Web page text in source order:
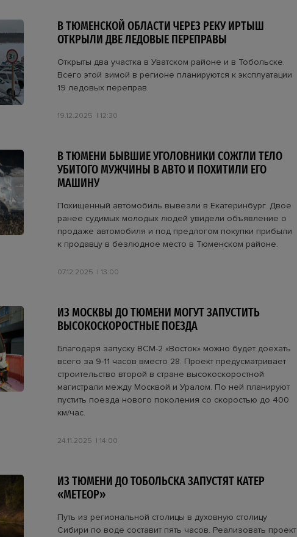
В ТЮМЕНСКОЙ ОБЛАСТИ ЧЕРЕЗ РЕКУ ИРТЫШ
ОТКРЫЛИ ДВЕ ЛЕДОВЫЕ ПЕРЕПРАВЫ
Открыты два участка в Уватском районе и в Тобольске.
Всего этой зимой в регионе планируются к эксплуатации
19 ледовых переправ.
19.12.2025 12:30
В ТЮМЕНИ БЫВШИЕ УГОЛОВНИКИ СОЖГЛИ ТЕЛО
УБИТОГО МУЖЧИНЫ В АВТО И ПОХИТИЛИ ЕГО
МАШИНУ
Похищенный автомобиль вывезли в Екатеринбург. Двое
ранее судимых молодых людей увидели объявление о
продаже автомобиля и под предлогом покупки прибыли
к продавцу в безлюдное место в Тюменском районе.
07.12.2025 13:00
ИЗ МОСКВЫ ДО ТЮМЕНИ МОГУТ ЗАПУСТИТЬ
ВЫСОКОСКОРОСТНЫЕ ПОЕЗДА
Благодаря запуску ВСМ-2 «Восток» можно будет доехать
всего за 9-11 часов вместо 28. Проект предусматривает
строительство второй в стране высокоскоростной
магистрали между Москвой и Уралом. По ней планируют
пустить поезда нового поколения со скоростью до 400
км/час.
24.11.2025 14:00
ИЗ ТЮМЕНИ ДО ТОБОЛЬСКА ЗАПУСТЯТ КАТЕР
«МЕТЕОР»
Путь из региональной столицы в духовную столицу
Сибири по воде составит пять часов. Реализовать проект